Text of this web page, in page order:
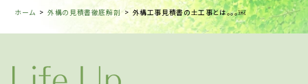
ホーム >外構の見積書徹底解剖> 外構工事見積書の土工事とは。。。￼